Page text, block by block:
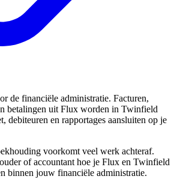
de financiële administratie. Facturen,
betalingen uit Flux worden in Twinfield
debiteuren en rapportages aansluiten op je
voorkomt veel werk achteraf.
of accountant hoe je Flux en Twinfield
binnen jouw financiële administratie.